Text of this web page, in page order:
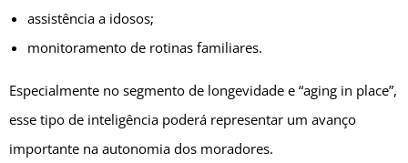
assistência a idosos;
monitoramento de rotinas familiares.
Especialmente no segmento de longevidade e “aging in place”,
esse tipo de inteligência poderá representar um avanço
importante na autonomia dos moradores.